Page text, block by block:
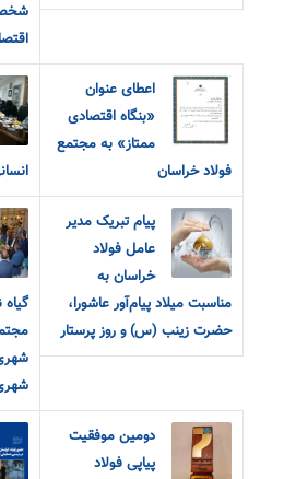
اعطای عنوان
«بنگاه اقتصادی
ممتاز» به مجتمع
فولاد خراسان
پیام تبریک مدیر
عامل فولاد
خراسان به
مناسبت میلاد پیام‌آور عاشورا،
حضرت زینب (س) و روز پرستار
دومین موفقیت
پیاپی فولاد